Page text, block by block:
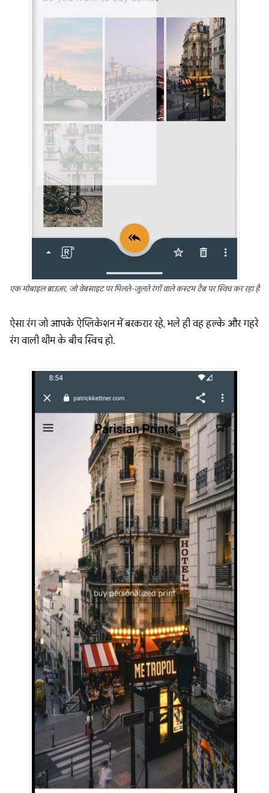
एक मोबाइल ब्राउज़र, जो वेबसाइट पर मिलते-जुलते रंगों वाले कस्टम टैब पर स्विच कर रहा है
ऐसा रंग जो आपके ऐप्लिकेशन में बरकरार रहे, भले ही वह हल्के और गहरे
रंग वाली थीम के बीच स्विच हो.